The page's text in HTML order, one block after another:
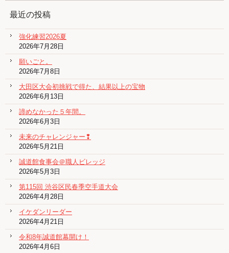
最近の投稿
強化練習2026夏
2026年7月28日
願いごと。
2026年7月8日
大田区大会初挑戦で得た、結果以上の宝物
2026年6月13日
諦めなかった５年間。
2026年6月3日
未来のチャレンジャー❢
2026年5月21日
誠道館食事会＠職人ビレッジ
2026年5月3日
第115回 渋谷区民春季空手道大会
2026年4月28日
イケダンリーダー
2026年4月21日
令和8年誠道館幕開け！
2026年4月6日